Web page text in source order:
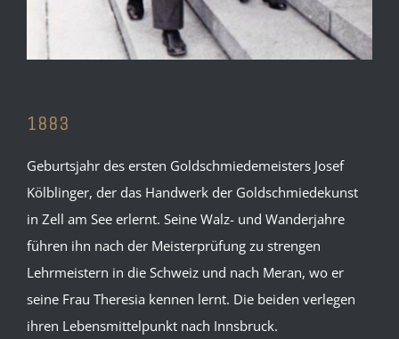
1883
Geburtsjahr des ersten Goldschmiedemeisters Josef
Kölblinger, der das Handwerk der Goldschmiedekunst
in Zell am See erlernt. Seine Walz- und Wanderjahre
führen ihn nach der Meisterprüfung zu strengen
Lehrmeistern in die Schweiz und nach Meran, wo er
seine Frau Theresia kennen lernt. Die beiden verlegen
ihren Lebensmittelpunkt nach Innsbruck.